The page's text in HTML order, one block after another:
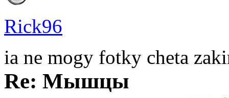
Rick96
ia ne mogy fotky cheta
Re: Мышцы